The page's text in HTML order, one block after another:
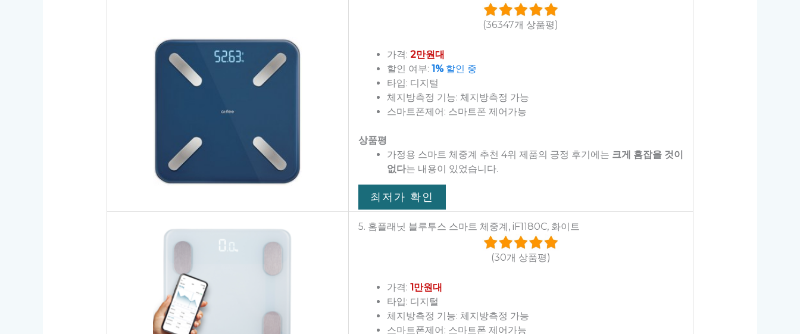
(36347개 상품평)
가격: 2만원대
할인 여부: 1%할인 중
타입: 디지털
체지방측정 기능: 체지방측정 가능
스마트폰제어: 스마트폰 제어가능
상품평
가정용 스마트 체중계 추천 4위 제품의 긍정 후기에는 크게 흠잡을 것이
없다는 내용이 있었습니다.
최저가 확인
5. 홈플래닛 블루투스 스마트 체중계, iF1180C, 화이트
(30개 상품평)
가격: 1만원대
타입: 디지털
체지방측정 기능: 체지방측정 가능
스마트폰제어: 스마트폰 제어가능